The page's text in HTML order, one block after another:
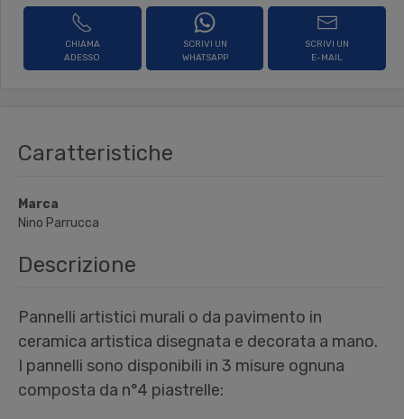
CHIAMA
ADESSO
SCRIVI UN
WHATSAPP
SCRIVI UN
E-MAIL
Caratteristiche
Marca
Nino Parrucca
Descrizione
Pannelli artistici murali o da pavimento in
ceramica artistica disegnata e decorata a mano.
I pannelli sono disponibili in 3 misure ognuna
composta da n°4 piastrelle: